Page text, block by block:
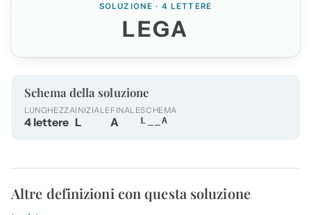
SOLUZIONE · 4 LETTERE
LEGA
Schema della soluzione
LUNGHEZZA
4 lettere
INIZIALE
L
FINALE
A
SCHEMA
L__A
Altre definizioni con questa soluzione